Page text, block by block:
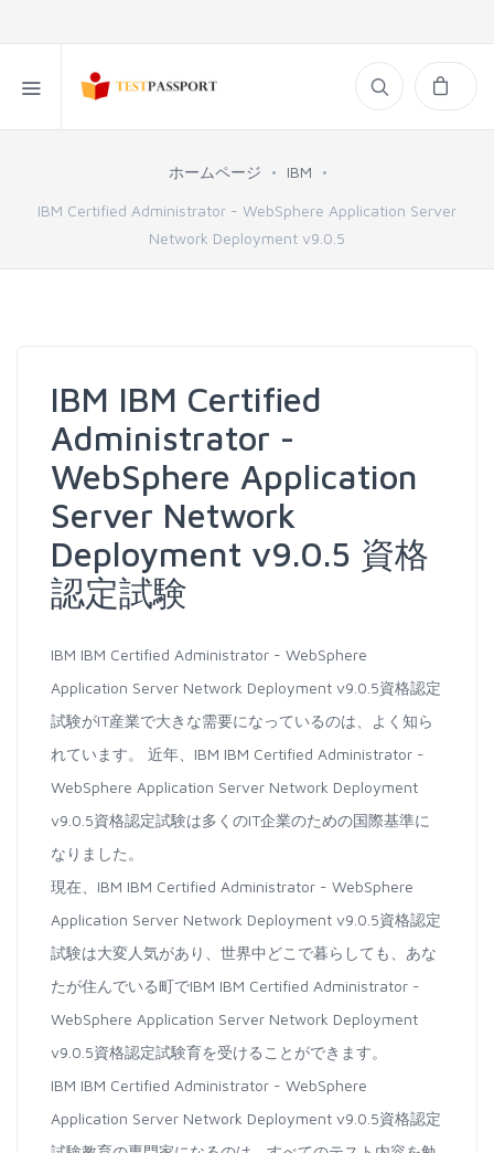
ホームページ IBM
IBM Certified Administrator - WebSphere Application Server
Network Deployment v9.0.5
IBM IBM Certified
Administrator -
WebSphere Application
Server Network
Deployment v9.0.5 資格
認定試験
IBM IBM Certified Administrator - WebSphere
Application Server Network Deployment v9.0.5資格認定
試験がIT産業で大きな需要になっているのは、よく知ら
れています。 近年、IBM IBM Certified Administrator -
WebSphere Application Server Network Deployment
v9.0.5資格認定試験は多くのIT企業のための国際基準に
なりました。
現在、IBM IBM Certified Administrator - WebSphere
Application Server Network Deployment v9.0.5資格認定
試験は大変人気があり、世界中どこで暮らしても、あな
たが住んでいる町でIBM IBM Certified Administrator -
WebSphere Application Server Network Deployment
v9.0.5資格認定試験育を受けることができます。
IBM IBM Certified Administrator - WebSphere
Application Server Network Deployment v9.0.5資格認定